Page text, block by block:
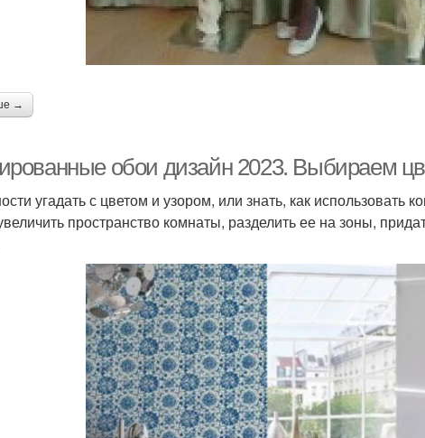
→
обои дизайн 2023. Выбираем
угадать с цветом и узором, или знать, как
пространство комнаты, разделить ее на зоны,